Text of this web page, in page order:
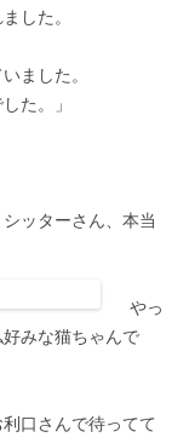
した。
ました。
た。」
ッターさん、本当
やっ
みな猫ちゃんで
口さんで待ってて